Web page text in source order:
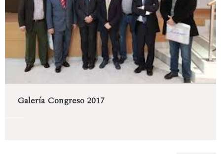
Galería Congreso 2017